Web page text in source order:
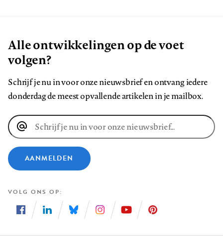
Alle ontwikkelingen op de voet
volgen?
Schrijf je nu in voor onze nieuwsbrief en ontvang iedere
donderdag de meest opvallende artikelen in je mailbox.
E-
mailadres
AANMELDEN
VOLG ONS OP
ons
ons
ons
ons
ons
ons